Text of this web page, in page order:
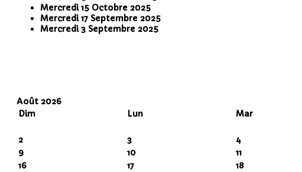
Mercredi 15 Octobre 2025
Mercredi 17 Septembre 2025
Mercredi 3 Septembre 2025
Août 2026
Dim
Lun Mar
2
3 4
9
10 11
16
17 18